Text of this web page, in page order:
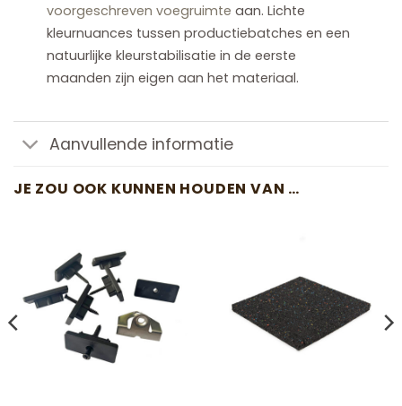
voorgeschreven voegruimte aan. Lichte
kleurnuances tussen productiebatches en een
natuurlijke kleurstabilisatie in de eerste
maanden zijn eigen aan het materiaal.
Aanvullende informatie
JE ZOU OOK KUNNEN HOUDEN VAN …